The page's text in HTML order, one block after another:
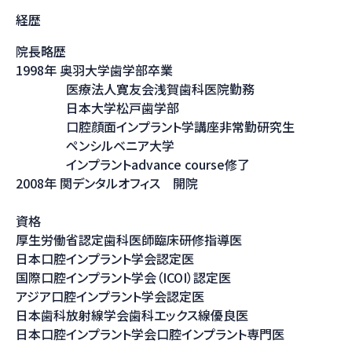
経歴
院長略歴
1998年 奥羽大学歯学部卒業
医療法人寛友会浅賀歯科医院勤務
日本大学松戸歯学部
口腔顔面インプラント学講座非常勤研究生
ペンシルベニア大学
インプラントadvance course修了
2008年 関デンタルオフィス 開院
資格
厚生労働省認定歯科医師臨床研修指導医
日本口腔インプラント学会認定医
国際口腔インプラント学会（ICOI）認定医
アジア口腔インプラント学会認定医
日本歯科放射線学会歯科エックス線優良医
日本口腔インプラント学会口腔インプラント専門医